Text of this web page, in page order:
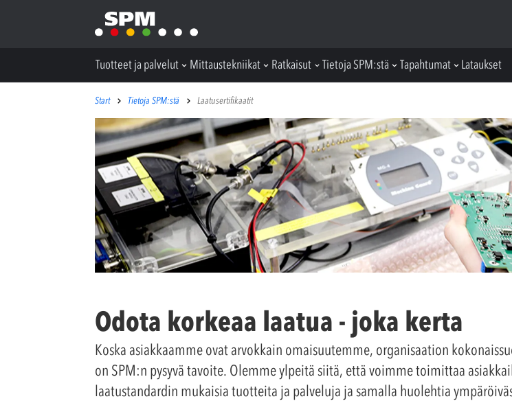
Tuotteet ja palvelut Mittaustekniikat Ratkaisut Tietoja SPM:stä Tapahtumat Lataukset
Start Tietoja SPM:stä Laatusertifikaatit
Odota korkeaa laatua - joka kerta
Koska asiakkaamme ovat arvokkain omaisuutemme, organisaation
on SPM:n pysyvä tavoite. Olemme ylpeitä siitä, että voimme toimittaa
laatustandardin mukaisia tuotteita ja palveluja ja samalla huolehtia